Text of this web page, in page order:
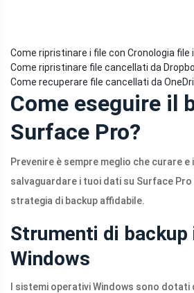
Come ripristinare i file con Cronologia file
Come ripristinare file cancellati da
Come recuperare file cancellati da
Come eseguire il
Surface Pro?
Prevenire è sempre meglio che curare
salvaguardare i tuoi dati su Surface Pro
strategia di backup affidabile.
Strumenti di
Windows
I sistemi operativi Windows sono